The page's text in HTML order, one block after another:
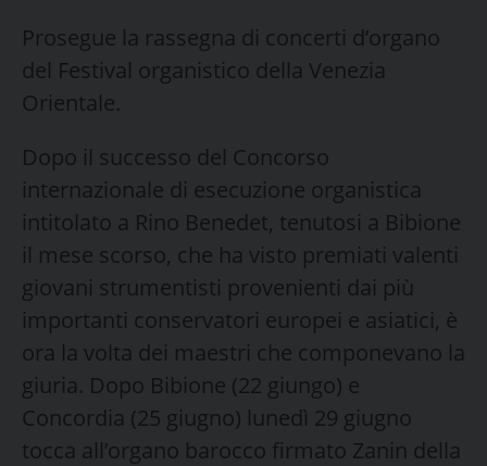
Prosegue la rassegna di concerti d’organo
del Festival organistico della Venezia
Orientale.
Dopo il successo del Concorso
internazionale di esecuzione organistica
intitolato a Rino Benedet, tenutosi a Bibione
il mese scorso, che ha visto premiati valenti
giovani strumentisti provenienti dai più
importanti conservatori europei e asiatici, è
ora la volta dei maestri che componevano la
giuria. Dopo Bibione (22 giungo) e
Concordia (25 giugno) lunedì 29 giugno
tocca all’organo barocco firmato Zanin della